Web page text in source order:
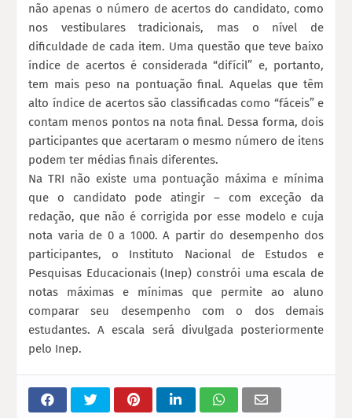
não apenas o número de acertos do candidato, como
nos vestibulares tradicionais, mas o nível de
dificuldade de cada item. Uma questão que teve baixo
índice de acertos é considerada “difícil” e, portanto,
tem mais peso na pontuação final. Aquelas que têm
alto índice de acertos são classificadas como “fáceis” e
contam menos pontos na nota final. Dessa forma, dois
participantes que acertaram o mesmo número de itens
podem ter médias finais diferentes.
Na TRI não existe uma pontuação máxima e mínima
que o candidato pode atingir – com exceção da
redação, que não é corrigida por esse modelo e cuja
nota varia de 0 a 1000. A partir do desempenho dos
participantes, o Instituto Nacional de Estudos e
Pesquisas Educacionais (Inep) constrói uma escala de
notas máximas e mínimas que permite ao aluno
comparar seu desempenho com o dos demais
estudantes. A escala será divulgada posteriormente
pelo Inep.